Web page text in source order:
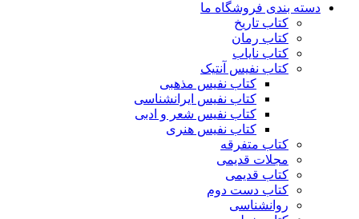
دسته بندی فروشگاه ما
کتاب تاریخ
کتاب رمان
کتاب نایاب
کتاب نفیس آنتیک
کتاب نفیس مذهبی
کتاب نفیس ایرانشناسی
کتاب نفیس شعر و ادبی
کتاب نفیس هنری
کتاب متفرقه
مجلات قدیمی
کتاب قدیمی
کتاب دست دوم
روانشناسی